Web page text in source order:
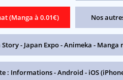
(Manga à 0.01€) Nos
Story- Japan Expo-Animeka - Manga
: Informations-Android - iOS